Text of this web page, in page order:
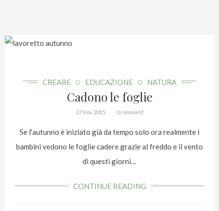
CREARE EDUCAZIONE NATURA
Cadono le foglie
27 Nov 2015 0 comment
Se l'autunno è iniziato già da tempo solo ora realmente i
bambini vedono le foglie cadere grazie al freddo e il vento
di questi giorni…
CONTINUE READING